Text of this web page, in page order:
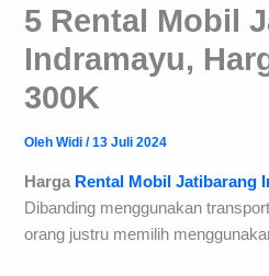
5 Rental Mobil
Indramayu,
300K
OlehWidi/13 Juli 2024
Harga Rental Mobil Jatibarang
Dibanding menggunakan
orang justru memilih